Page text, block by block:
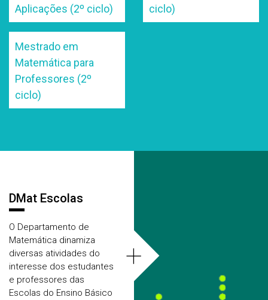
Aplicações (2º ciclo)
ciclo)
Mestrado em
Matemática para
Professores (2º
ciclo)
DMat Escolas
O Departamento de
Matemática dinamiza
diversas atividades do
interesse dos estudantes
e professores das
Escolas do Ensino Básico
+